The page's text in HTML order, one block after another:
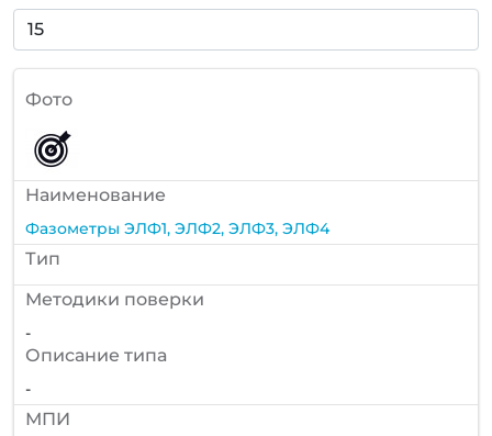
Фото
Наименование
Фазометры ЭЛФ1, ЭЛФ2, ЭЛФ3, ЭЛФ4
Тип
Методики поверки
-
Описание типа
-
МПИ